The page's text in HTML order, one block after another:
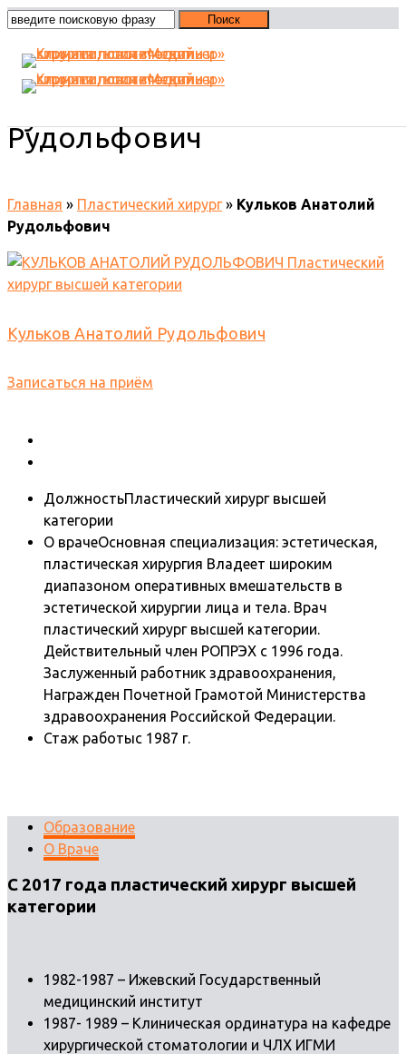
Рудольфович
Главная » Пластический хирург» Кульков Анатолий
Рудольфович
Кульков Анатолий Рудольфович
Записаться на приём
ДолжностьПластический хирург высшей
категории
О врачеОсновная специализация: эстетическая,
пластическая хирургия Владеет широким
диапазоном оперативных вмешательств в
эстетической хирургии лица и тела. Врач
пластический хирург высшей категории.
Действительный член РОПРЭХ с 1996 года.
Заслуженный работник здравоохранения,
Награжден Почетной Грамотой Министерства
здравоохранения Российской Федерации.
Стаж работыс 1987 г.
Образование
О Враче
С 2017 года пластический хирург высшей
категории
1982-1987 – Ижевский Государственный
медицинский институт
1987- 1989 – Клиническая ординатура на кафедре
хирургической стоматологии и ЧЛХ ИГМИ